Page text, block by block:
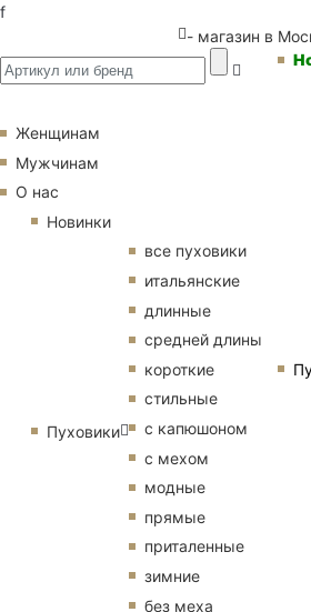
f
- магазин в
Женщинам
Мужчинам
О нас
Новинки
Пуховики
все пуховики
итальянские
длинные
средней длины
короткие
стильные
с капюшоном
с мехом
модные
прямые
приталенные
зимние
без меха